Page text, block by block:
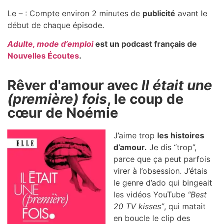
Le – : Compte environ 2 minutes de publicité avant le
début de chaque épisode.
Adulte, mode d’emploi est un podcast français de
Nouvelles Écoutes.
Rêver d'amour avec Il était une
(première) fois, le coup de
cœur de Noémie
J’aime trop les histoires
d’amour. Je dis “trop”,
parce que ça peut parfois
virer à l’obsession. J’étais
le genre d’ado qui bingeait
les vidéos YouTube “Best
20 TV kisses”, qui matait
en boucle le clip des